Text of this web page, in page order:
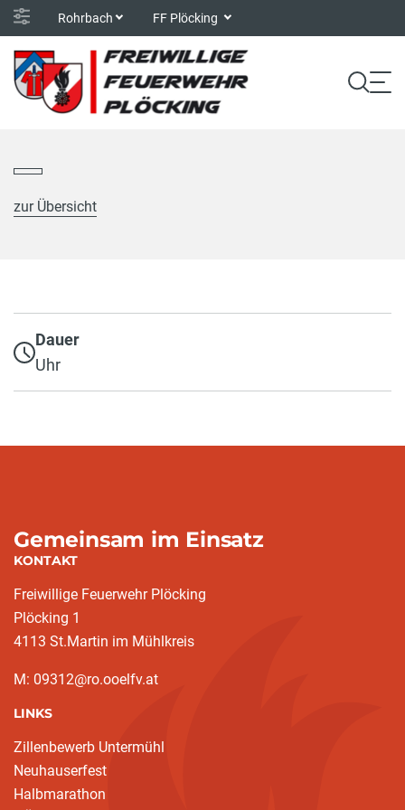
Rohrbach FF Plöcking
zur Übersicht
Dauer
Uhr
Gemeinsam im Einsatz
KONTAKT
Freiwillige Feuerwehr Plöcking
Plöcking 1
4113 St.Martin im Mühlkreis
M: 09312@ro.ooelfv.at
LINKS
Zillenbewerb Untermühl
Neuhauserfest
Halbmarathon